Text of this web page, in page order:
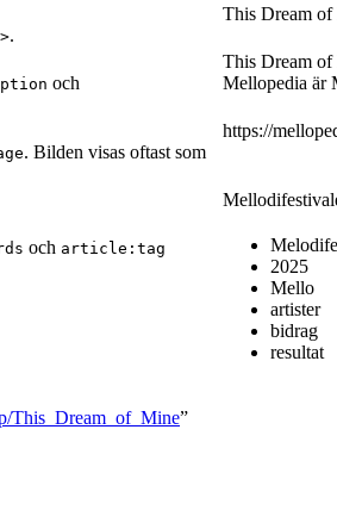
.
This Dream
och
This Dream of
Mellopedia är
. Bilden visas oftast som
https://
och article:tag
2025
Mello
artister
bidrag
resultat
This_Dream_of_Mine”